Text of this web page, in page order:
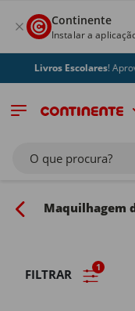
Continente
Instalar a
Escolares! Aproveite
O que procura?
Maquilhagem
FILTRAR 1